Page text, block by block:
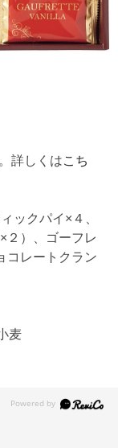
詳しくはこち
ックパイ×４、
２）、ゴーフレ
コレートクラン
麦